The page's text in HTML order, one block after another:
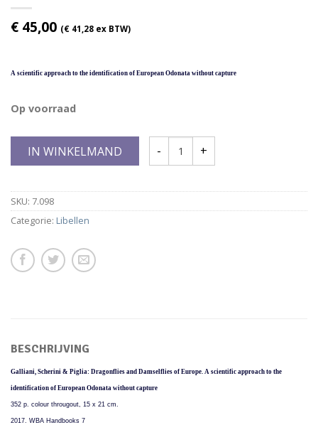
€ 45,00 (€ 41,28 ex BTW)
A scientific approach to the identification of European Odonata without capture
Op voorraad
IN WINKELMAND
SKU: 7.098
Categorie: Libellen
BESCHRIJVING
Galliani, Scherini & Piglia: Dragonflies and Damselflies of Europe. A scientific approach to the
identification of European Odonata without capture
352 p. colour througout, 15 x 21 cm.
2017. WBA Handbooks 7